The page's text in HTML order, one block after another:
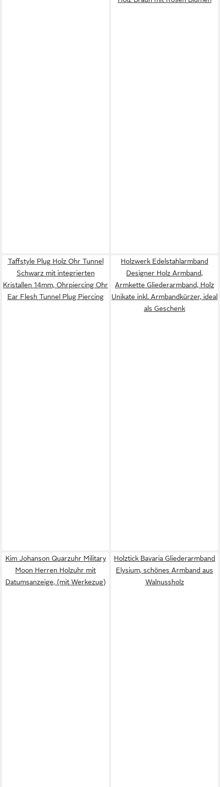
Taffstyle Plug Holz Ohr Tunnel
Schwarz mit integrierten
Kristallen 14mm, Ohrpiercing Ohr
Ear Flesh Tunnel Plug Piercing
Holzwerk Edelstahlarmband
Designer Holz Armband,
Armkette Gliederarmband, Holz
Unikate inkl. Armbandkürzer, ideal
als Geschenk
Kim Johanson Quarzuhr Military
Moon Herren Holzuhr mit
Datumsanzeige, (mit Werkezug)
Holztick Bavaria Gliederarmband
Elysium, schönes Armband aus
Walnussholz